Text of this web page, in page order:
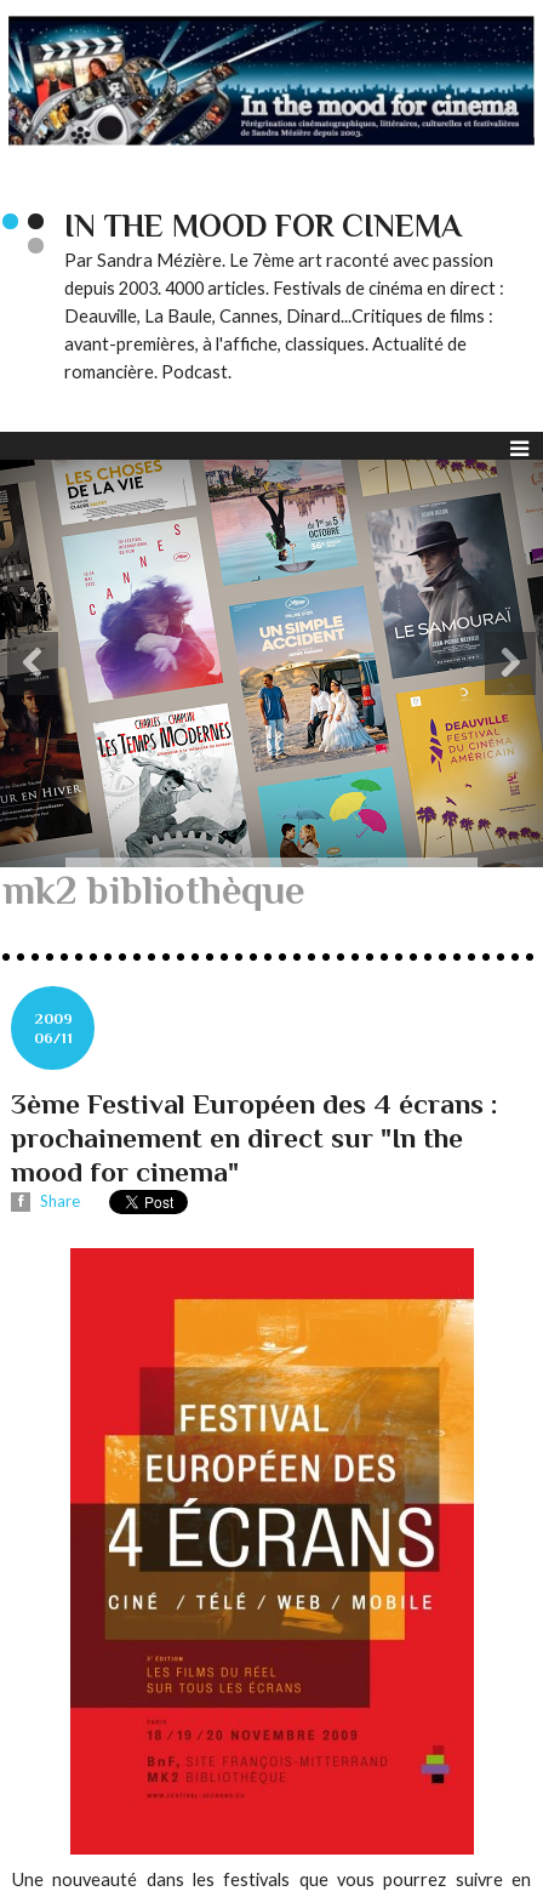
IN THE MOOD FOR CINEMA
Par Sandra Mézière. Le 7ème art raconté avec passion
depuis 2003. 4000 articles. Festivals de cinéma en direct :
Deauville, La Baule, Cannes, Dinard...Critiques de films :
avant-premières, à l'affiche, classiques. Actualité de
romancière. Podcast.
mk2 bibliothèque
2009
06/11
3ème Festival Européen des 4 écrans :
prochainement en direct sur "In the
mood for cinema"
Share
Une nouveauté dans les festivals que vous pourrez suivre en